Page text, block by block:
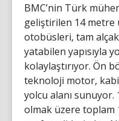
BMC’nin Türk
geliştirilen 14 metre
otobüsleri, tam
yatabilen yapısıyla
kolaylaştırıyor. Ön
teknoloji motor,
yolcu alanı
olmak üzere toplam